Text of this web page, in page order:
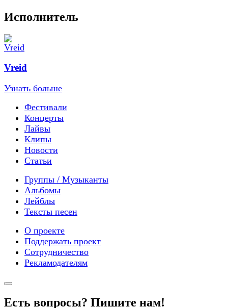
Исполнитель
Vreid
Узнать больше
Фестивали
Концерты
Лайвы
Клипы
Новости
Статьи
Группы / Музыканты
Альбомы
Лейблы
Тексты песен
О проекте
Поддержать проект
Сотрудничество
Рекламодателям
Есть вопросы? Пишите нам!